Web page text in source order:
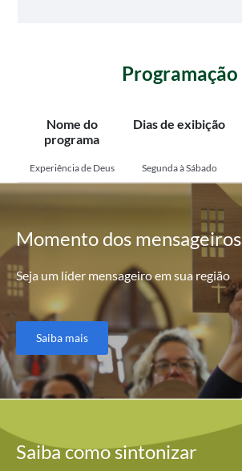
Programação
Nome do
programa
Dias de exibição
Experiência de Deus Segunda à Sábado
Momentodos mensageiros
Seja um líder mensageiro em sua região
Saiba mais
Saiba comosintonizar